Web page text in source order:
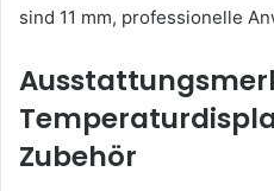
sind 11 mm, professionelle
Zubehör